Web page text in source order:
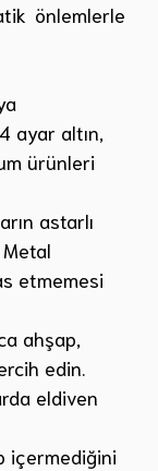
önlemlerle
ayar altın,
ürünleri
astarlı
etmemesi
ahşap,
edin.
eldiven
içermediğini